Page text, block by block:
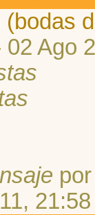
02 Ago
21:58